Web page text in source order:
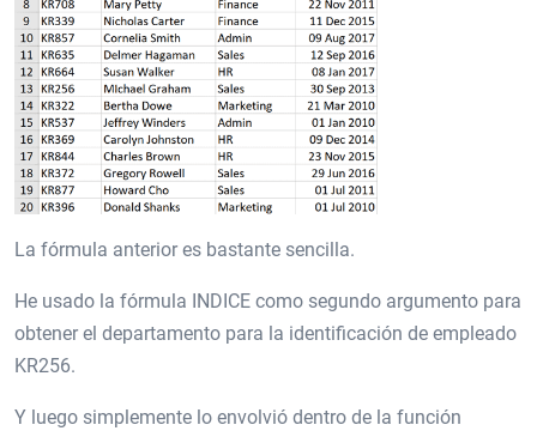
La fórmula anterior es bastante sencilla.
He usado la fórmula INDICE como segundo argumento para
obtener el departamento para la identificación de empleado
KR256.
Y luego simplemente lo envolvió dentro de la función